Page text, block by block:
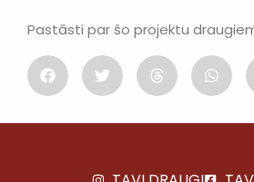
Pastāsti par šo projektu